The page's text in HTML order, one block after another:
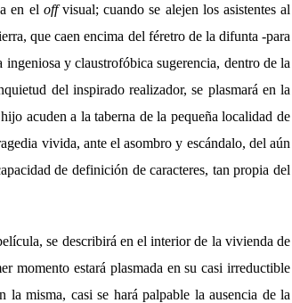
en el offvisual; cuando se alejen los asistentes al
que caen encima del féretro de la difunta -para
y claustrofóbica sugerencia, dentro de la
del inspirado realizador, se plasmará en la
acuden a la taberna de la pequeña localidad de
vivida, ante el asombro y escándalo, del aún
de definición de caracteres, tan propia del
se describirá en el interior de la vivienda de
momento estará plasmada en su casi irreductible
la misma, casi se hará palpable la ausencia de la